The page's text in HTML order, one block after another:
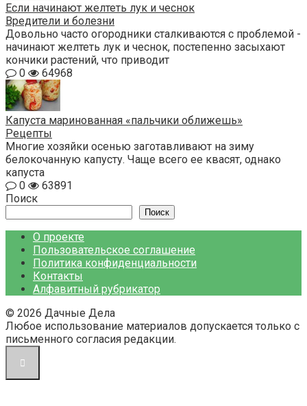
Если начинают желтеть лук и чеснок
Вредители и болезни
Довольно часто огородники сталкиваются с проблемой -
начинают желтеть лук и чеснок, постепенно засыхают
кончики растений, что приводит
0
64968
Капуста маринованная «пальчики оближешь»
Рецепты
Многие хозяйки осенью заготавливают на зиму
белокочанную капусту. Чаще всего ее квасят, однако
капуста
0
63891
Поиск
Поиск
О проекте
Пользовательское соглашение
Политика конфиденциальности
Контакты
Алфавитный рубрикатор
© 2026 Дачные Дела
Любое использование материалов допускается только с
письменного согласия редакции.